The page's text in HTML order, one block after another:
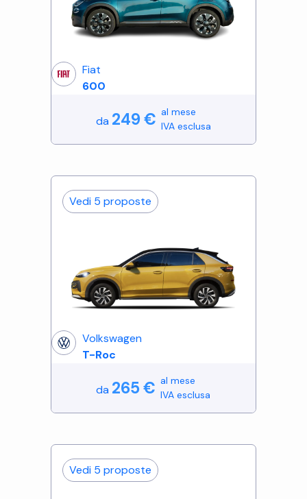
Fiat
600
da 249€ al mese
IVA esclusa
Vedi 5 proposte
Volkswagen
T-Roc
da 265€ al mese
IVA esclusa
Vedi 5 proposte